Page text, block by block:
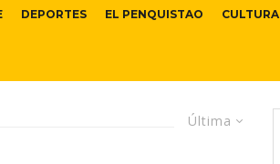
DEPORTES EL PENQUISTAO CULTURA
Última